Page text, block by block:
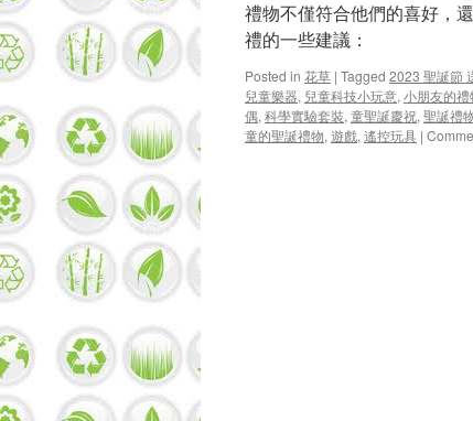
禮物不僅符合他們的喜好，
禮的一些建議：
Posted in 花草 | Tagged 2023 聖誕節
兒童樂器, 兒童科技小玩意, 小朋友的
偶, 科學實驗套裝, 童聖誕慶祝, 聖誕禮
童的聖誕禮物, 遊戲, 遙控玩具 |